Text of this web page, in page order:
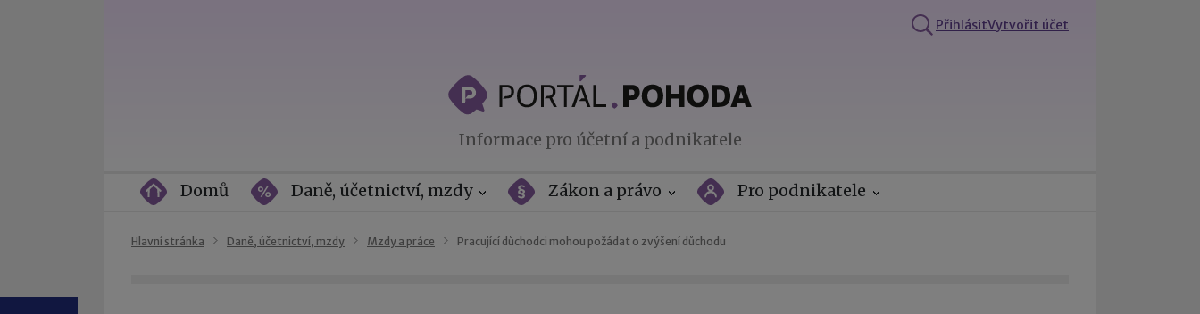
PřihlásitVytvořit účet
Informace pro účetní a podnikatele
Domů Daně, účetnictví, mzdy Zákon a právo Pro podnikatele
Hlavní stránka Daně, účetnictví, mzdy Mzdy a práce Pracující důchodci mohou požádat o zvýšení důchodu